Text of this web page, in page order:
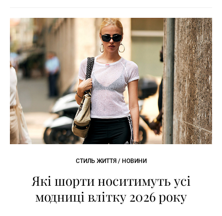
СТИЛЬ ЖИТТЯ / НОВИНИ
Які шорти носитимуть усі
модниці влітку 2026 року